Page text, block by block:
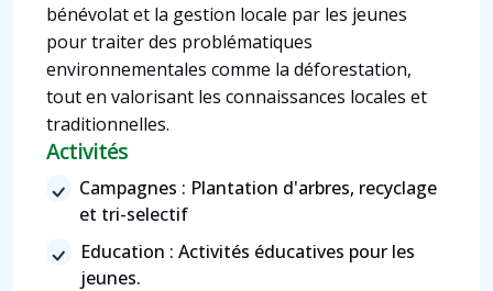
bénévolat et la gestion locale par les jeunes
pour traiter des problématiques
environnementales comme la déforestation,
tout en valorisant les connaissances locales et
traditionnelles.
Activités
Campagnes : Plantation d'arbres, recyclage
et tri-selectif
Education : Activités éducatives pour les
jeunes.